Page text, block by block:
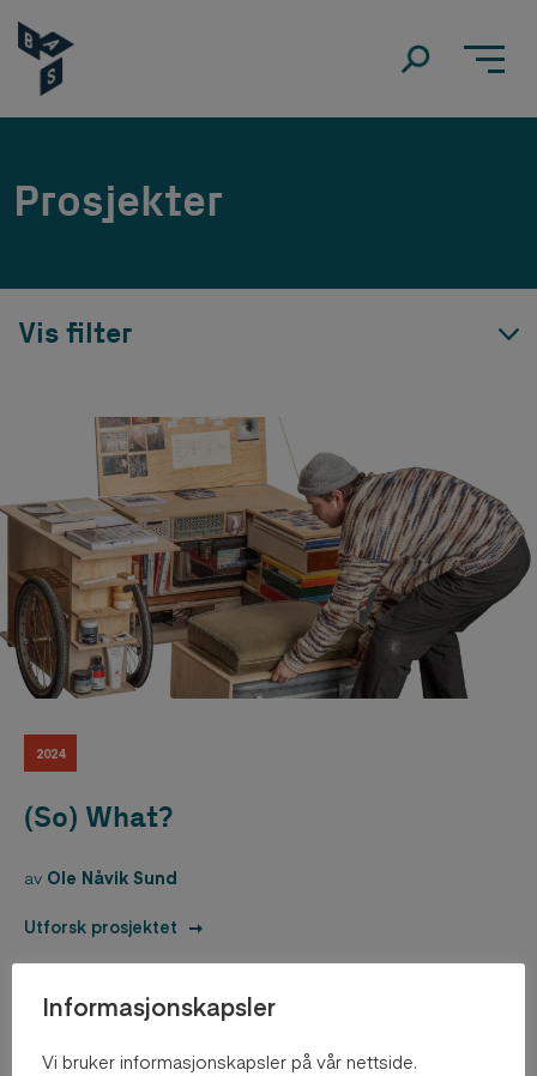
Prosjekter
Vis filter
2024
(So) What?
av Ole Nåvik Sund
Utforsk prosjektet
Informasjonskapsler
Vi bruker informasjonskapsler på vår nettside.